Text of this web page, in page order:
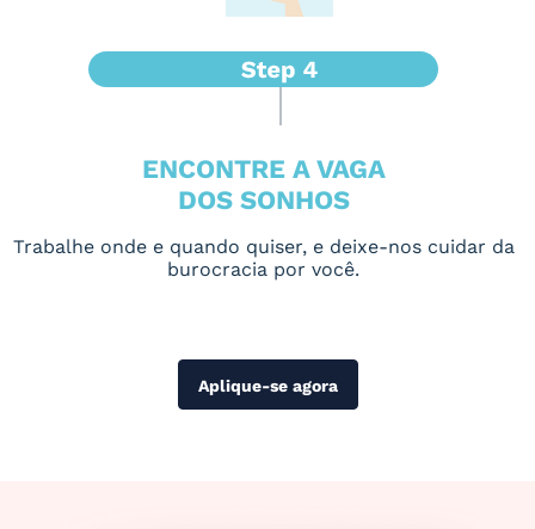
ENCONTRE A VAGA
DOS SONHOS
Trabalhe onde e quando quiser, e deixe-nos cuidar da
burocracia por você.
Aplique-se agora